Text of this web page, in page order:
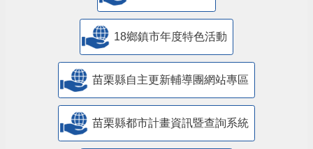
18鄉鎮市年度特色活動
苗栗縣自主更新輔導團網站專區
苗栗縣都市計畫資訊暨查詢系統